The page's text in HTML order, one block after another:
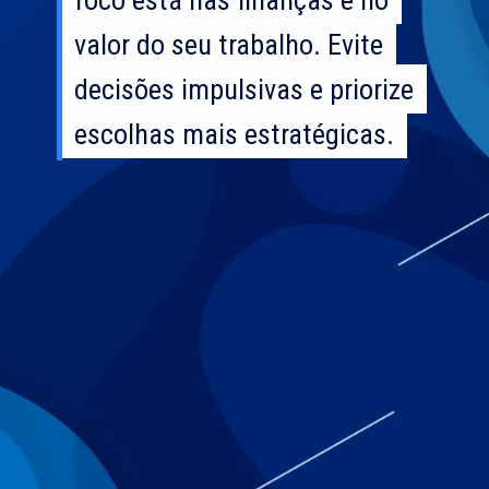
valor do seu trabalho. Evite
decisões impulsivas e priorize
escolhas mais estratégicas.
valor do seu trabalho. Evite
decisões impulsivas e priorize
escolhas mais estratégicas.